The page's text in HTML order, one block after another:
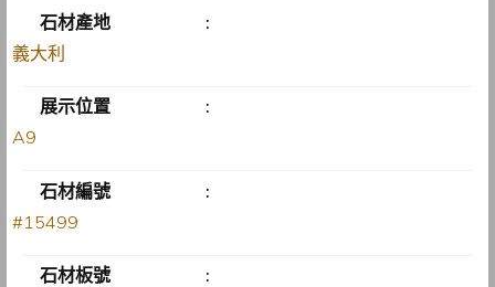
石材產地
:
義大利
展示位置
:
A9
石材編號
:
#15499
石材板號
: